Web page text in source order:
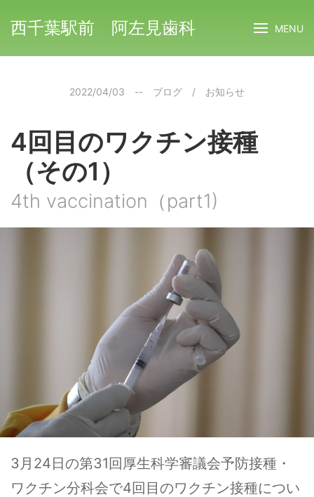
西千葉駅前 阿左見歯科 MENU
2022/04/03 -- ブログ / お知らせ
4回目のワクチン接種
（その1）
4th vaccination（part1)
3月24日の第31回厚生科学審議会予防接種・
ワクチン分科会で4回目のワクチン接種につい